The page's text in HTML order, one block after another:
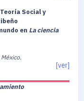
Social y
en La ciencia
[ver]